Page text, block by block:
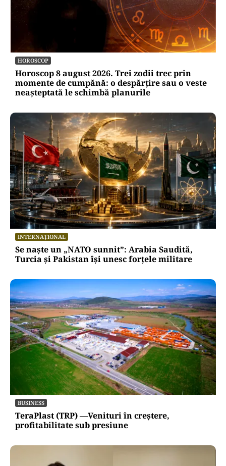
HOROSCOP
Horoscop 8 august 2026. Trei zodii trec prin
momente de cumpănă: o despărțire sau o veste
neașteptată le schimbă planurile
INTERNAȚIONAL
Se naște un „NATO sunnit”: Arabia Saudită,
Turcia și Pakistan își unesc forțele militare
BUSINESS
TeraPlast (TRP) —Venituri în creștere,
profitabilitate sub presiune